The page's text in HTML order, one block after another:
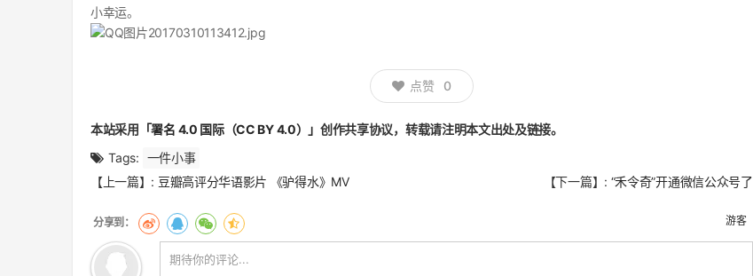
小幸运。
点赞 0
本站采用 「署名 4.0 国际（CC BY 4.0）」创作共享协议，转载请注明本文出处及链接。
Tags: 一件小事
文
翻
页
【上一篇】: 豆瓣高评分华语影片 《驴得水》MV 【下一篇】: “禾令奇”开通微信公众号了
游客